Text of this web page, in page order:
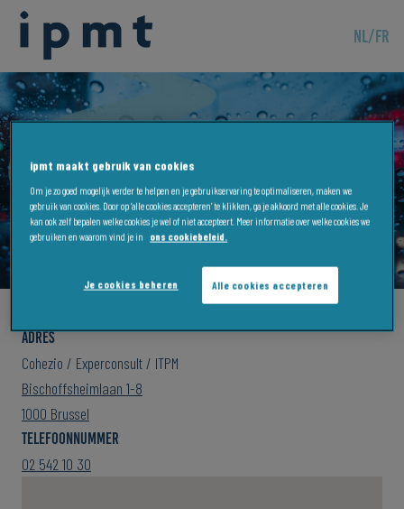
NL/FR
IPMT Brussel
Adres
Cohezio / Experconsult / ITPM
Bischoffsheimlaan 1-8
1000 Brussel
Telefoonnummer
02 542 10 30
ipmt maakt gebruik van cookies
Om je zo goed mogelijk verder te helpen en je gebruikservaring te optimaliseren, maken we
gebruik van cookies. Door op ‘alle cookies accepteren’ te klikken, ga je akkoord met alle cookies. Je
kan ook zelf bepalen welke cookies je wel of niet accepteert. Meer informatie over welke cookies we
gebruiken en waarom vind je in ons cookiebeleid.
Alle cookies accepteren
Je cookies beheren